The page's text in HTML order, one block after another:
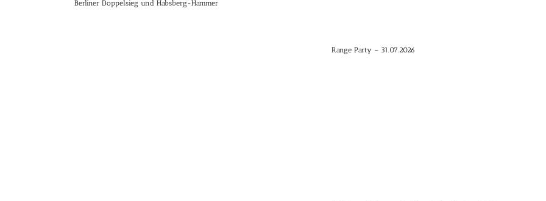
Berliner Doppelsieg und Habsberg-Hammer
Range Party – 31.07.2026